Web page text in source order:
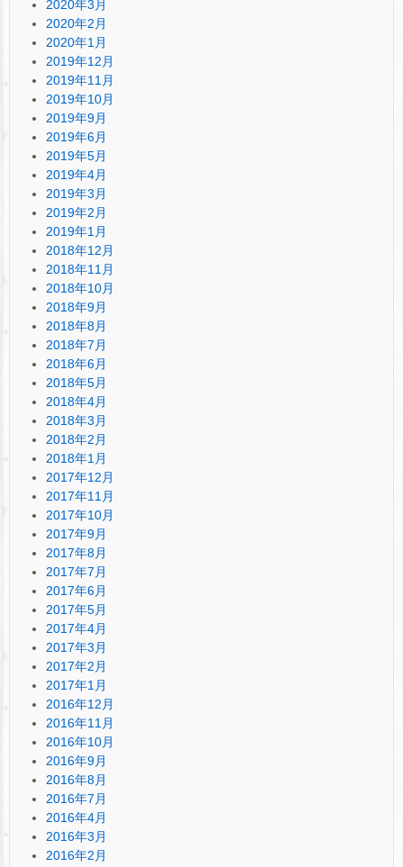
2020年3月
2020年2月
2020年1月
2019年12月
2019年11月
2019年10月
2019年9月
2019年6月
2019年5月
2019年4月
2019年3月
2019年2月
2019年1月
2018年12月
2018年11月
2018年10月
2018年9月
2018年8月
2018年7月
2018年6月
2018年5月
2018年4月
2018年3月
2018年2月
2018年1月
2017年12月
2017年11月
2017年10月
2017年9月
2017年8月
2017年7月
2017年6月
2017年5月
2017年4月
2017年3月
2017年2月
2017年1月
2016年12月
2016年11月
2016年10月
2016年9月
2016年8月
2016年7月
2016年4月
2016年3月
2016年2月